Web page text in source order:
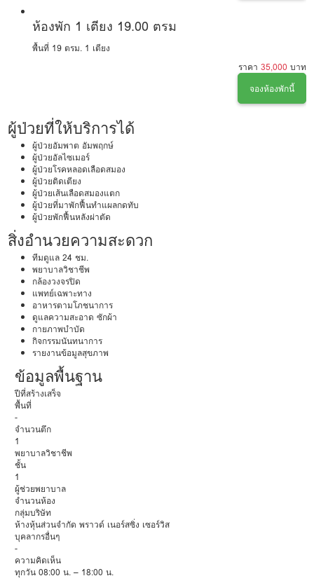
ห้องพัก 1 เตียง 19.00 ตรม
พื้นที่ 19 ตรม. 1 เตียง
ราคา 35,000 บาท
จองห้องพักนี้
ผู้ป่วยที่ให้บริการได้
ผู้ป่วยอัมพาต อัมพฤกษ์
ผู้ป่วยอัลไซเมอร์
ผู้ป่วยโรคหลอดเลือดสมอง
ผู้ป่วยติดเตียง
ผู้ป่วยเส้นเลือดสมองแตก
ผู้ป่วยที่มาพักฟื้นทำแผลกดทับ
ผู้ป่วยพักฟื้นหลังผ่าตัด
สิ่งอำนวยความสะดวก
ทีมดูแล 24 ชม.
พยาบาลวิชาชีพ
กล้องวงจรปิด
แพทย์เฉพาะทาง
อาหารตามโภชนาการ
ดูแลความสะอาด ซักผ้า
กายภาพบำบัด
กิจกรรมนันทนาการ
รายงานข้อมูลสุขภาพ
ข้อมูลพื้นฐาน
ปีที่สร้างเสร็จ
พื้นที่
-
จำนวนตึก
1
พยาบาลวิชาชีพ
ชั้น
1
ผู้ช่วยพยาบาล
จำนวนห้อง
กลุ่มบริษัท
ห้างหุ้นส่วนจำกัด พราวด์ เนอร์สซิ่ง เซอร์วิส
บุคลากรอื่นๆ
-
ความคิดเห็น
ทุกวัน 08:00 น. – 18:00 น.